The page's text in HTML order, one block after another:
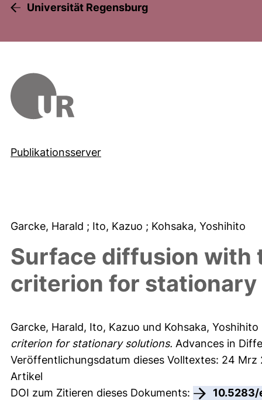
Universität Regensburg
Publikationsserver
Garcke, Harald ; Ito, Kazuo ; Kohsaka, Yoshihito
Surface diffusion with
criterion for
Garcke, Harald, Ito, Kazuo und Kohsaka, Yoshihito
criterion for stationary solutions. Advances in
Veröffentlichungsdatum dieses Volltextes: 24 Mrz
Artikel
DOI zum Zitieren dieses Dokuments:
10.5283/